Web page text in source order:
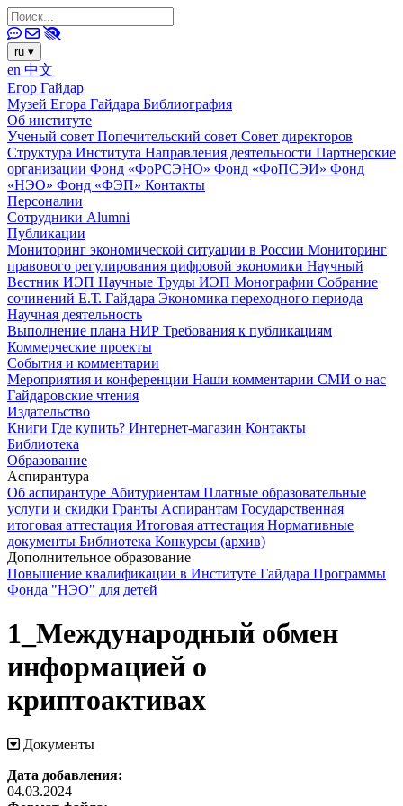
ru ▾
en 中文
Егор Гайдар
Музей Егора Гайдара Библиография
Об институте
Ученый совет Попечительский совет Совет директоров
Структура Института Направления деятельности Партнерские
организации Фонд «ФоРСЭНО» Фонд «ФоПСЭИ» Фонд
«НЭО» Фонд «ФЭП» Контакты
Персоналии
Сотрудники Alumni
Публикации
Мониторинг экономической ситуации в России Мониторинг
правового регулирования цифровой экономики Научный
Вестник ИЭП Научные Труды ИЭП Монографии Собрание
сочинений Е.Т. Гайдара Экономика переходного периода
Научная деятельность
Выполнение плана НИР Требования к публикациям
Коммерческие проекты
События и комментарии
Мероприятия и конференции Наши комментарии СМИ о нас
Гайдаровские чтения
Издательство
Книги Где купить? Интернет-магазин Контакты
Библиотека
Образование
Аспирантура
Об аспирантуре Абитуриентам Платные образовательные
услуги и скидки Гранты Аспирантам Государственная
итоговая аттестация Итоговая аттестация Нормативные
документы Библиотека Конкурсы (архив)
Дополнительное образование
Повышение квалификации в Институте Гайдара Программы
Фонда "НЭО" для детей
1_Международный обмен
информацией о
криптоактивах
Документы
Дата добавления:
04.03.2024